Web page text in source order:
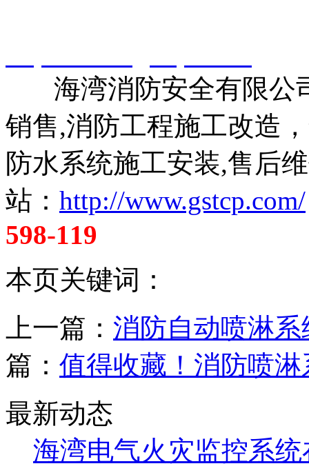
海湾消防安全有限公
销售,消防工程施工改造
防水系统施工安装,售后
站： http://www.gstcp.com/
598-119
本页关键词：
上一篇： 消防自动喷淋
篇： 值得收藏！消防喷
最新动态
海湾电气火灾监控系